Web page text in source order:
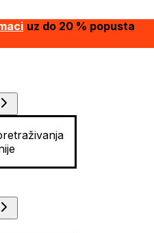
uz do 20 % popusta